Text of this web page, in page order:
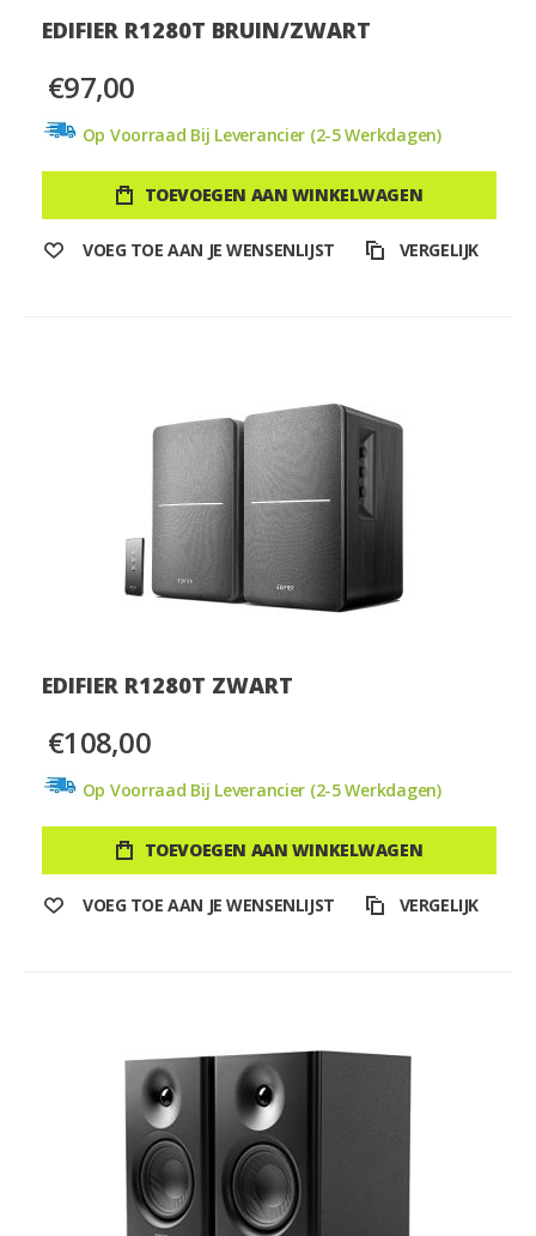
EDIFIER R1280T BRUIN/ZWART
€97,00
Op Voorraad Bij Leverancier (2-5 Werkdagen)
TOEVOEGEN AAN WINKELWAGEN
VOEG TOE AAN JE WENSENLIJST VERGELIJK
EDIFIER R1280T ZWART
€108,00
Op Voorraad Bij Leverancier (2-5 Werkdagen)
TOEVOEGEN AAN WINKELWAGEN
VOEG TOE AAN JE WENSENLIJST VERGELIJK